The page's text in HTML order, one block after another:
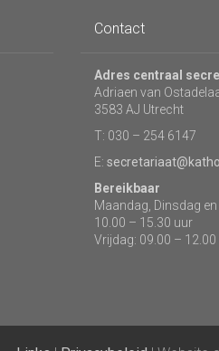
Contact
Adres centraal
Adriaen van
3583 AJ Utrecht
T: 030 – 254 6147
E:
Bereikbaar
Maandag, Dinsdag
10.00 – 15.30 uur
Vrijdag: 09.00 – 12.00